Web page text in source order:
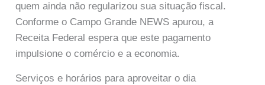
quem ainda não regularizou sua situação fiscal.
Conforme o Campo Grande NEWS apurou, a
Receita Federal espera que este pagamento
impulsione o comércio e a economia.
Serviços e horários para aproveitar o dia